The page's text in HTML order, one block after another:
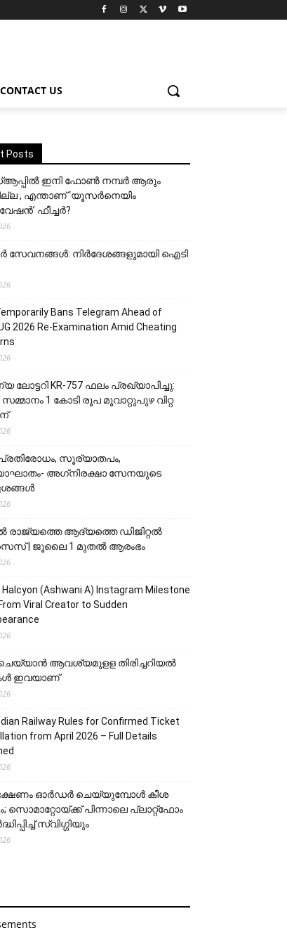
CONTACT US
Posts
ഇനി ഫോൺ നമ്പർ ആരും
, എന്താണ് ‘യൂസർനെയിം
ഫീച്ചർ?
സേവനങ്ങൾ: നിർദേശങ്ങളുമായി ഐടി
Bans Telegram Ahead of
2026 Re-Examination Amid Cheating
KR-757 ഫലം പ്രഖ്യാപിച്ചു:
സമ്മാനം 1 കോടി രൂപ മൂവാറ്റുപുഴ വിറ്റ
പ്രതിരോധം, സൂര്യാതപം,
അഗ്‌നിരക്ഷാ സേനയു‌‌‌ടെ
ൽ രാജ്യത്തെ ആദ്യത്തെ ഡിജിറ്റൽ
| ജൂലൈ 1 മുതൽ ആരംഭം
Halcyon (Ashwani A) Instagram Milestone
Viral Creator to Sudden
ചെയ്യാന്‍ ആവശ്യമുളള തിരിച്ചറിയല്‍
ഇവയാണ്
Railway Rules for Confirmed Ticket
from April 2026 – Full Details
ഓർഡർ ചെയ്യുമ്പോൾ കീശ
സൊമാറ്റോയ്ക്ക് പിന്നാലെ പ്ലാറ്റ്‌ഫോം
സ്വിഗ്ഗിയും